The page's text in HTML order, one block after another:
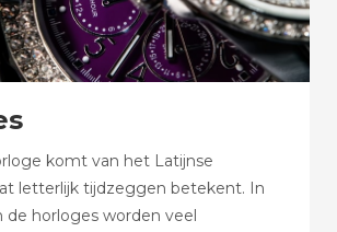
komt van het Latijnse
letterlijk tijdzeggen betekent. In
de horloges worden veel